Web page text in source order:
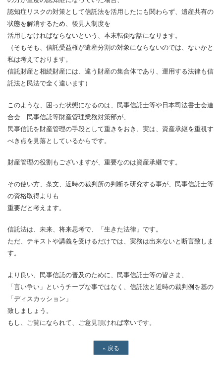
認知症リスクの対策として信託法を活用したにも関わらず、遺産共有の
状態を解消するため、後見人制度を
活用しなければならないという、本末転倒な話になります。
（そもそも、信託受益権が遺産分割の対象にならないのでは、ないかと
私は考えております。
信託財産と相続財産には、違う財産の集合体であり、運用する法律も信
託法と民法で全く違います）
このような、困った状態になるのは、民事信託士等や日本司法書士会連
合会 民事信託等財産管理業務対策部が、
民事信託を財産管理の手段として重きをおき、実は、資産承継を重視す
べき点を見落としているからです。
財産管理の役割もございますが、重要なのは資産承継です。
その使い方、条文、近時の裁判所の判断を研究する事が、民事信託士等
の資格取得よりも
重要だと考えます。
信託法は、未来、将来思考で、「生きた法律」です。
ただ、テキストや講義を受けるだけでは、実務は出来ないと断言致しま
す。
より良い、民事信託の普及のために、民事信託士等の皆さま、
「言い争い」というチープな事ではなく、信託法と近時の裁判例を基の
「ディスカッション」
致しましょう。
もし、ご覧になられて、ご意見頂ければ幸いです。
« 戻る